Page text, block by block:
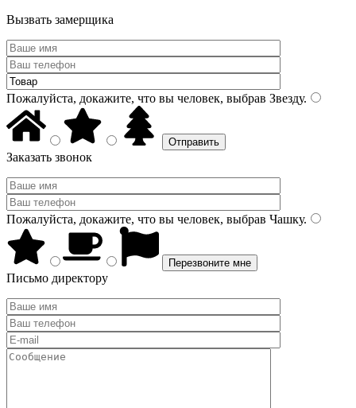
Вызвать замерщика
Пожалуйста, докажите, что вы человек, выбрав Звезду.
Заказать звонок
Пожалуйста, докажите, что вы человек, выбрав Чашку.
Письмо директору